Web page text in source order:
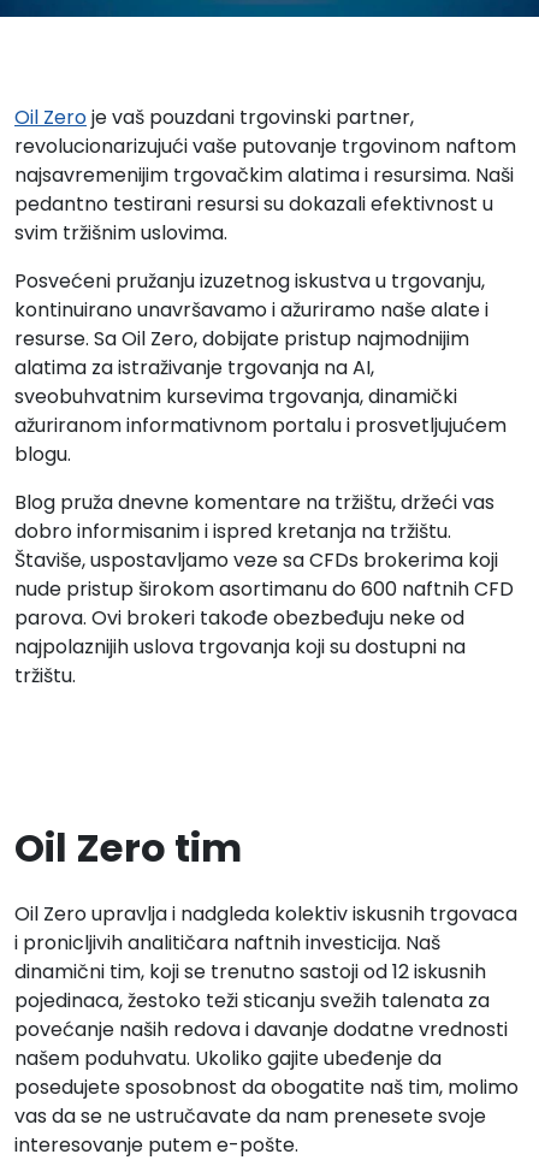
Oil Zeroje vaš pouzdani trgovinski partner,
revolucionarizujući vaše putovanje trgovinom naftom
najsavremenijim trgovačkim alatima i resursima. Naši
pedantno testirani resursi su dokazali efektivnost u
svim tržišnim uslovima.
Posvećeni pružanju izuzetnog iskustva u trgovanju,
kontinuirano unavršavamo i ažuriramo naše alate i
resurse. Sa Oil Zero, dobijate pristup najmodnijim
alatima za istraživanje trgovanja na AI,
sveobuhvatnim kursevima trgovanja, dinamički
ažuriranom informativnom portalu i prosvetljujućem
blogu.
Blog pruža dnevne komentare na tržištu, držeći vas
dobro informisanim i ispred kretanja na tržištu.
Štaviše, uspostavljamo veze sa CFDs brokerima koji
nude pristup širokom asortimanu do 600 naftnih CFD
parova. Ovi brokeri takođe obezbeđuju neke od
najpolaznijih uslova trgovanja koji su dostupni na
tržištu.
Oil Zero tim
Oil Zero upravlja i nadgleda kolektiv iskusnih trgovaca
i pronicljivih analitičara naftnih investicija. Naš
dinamični tim, koji se trenutno sastoji od 12 iskusnih
pojedinaca, žestoko teži sticanju svežih talenata za
povećanje naših redova i davanje dodatne vrednosti
našem poduhvatu. Ukoliko gajite ubeđenje da
posedujete sposobnost da obogatite naš tim, molimo
vas da se ne ustručavate da nam prenesete svoje
interesovanje putem e-pošte.